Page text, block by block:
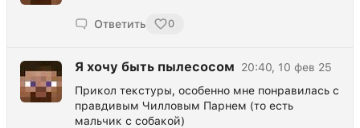
Ответить 0
Я хочу быть пылесосом
20:40, 10 фев 25
Прикол текстуры, особенно мне понравилась с
правдивым Чилловым Парнем (то есть
мальчик с собакой)